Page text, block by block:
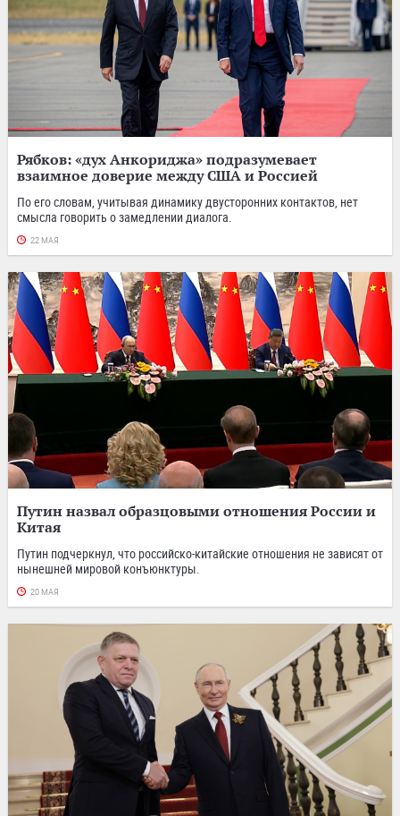
Рябков: «дух Анкориджа» подразумевает
взаимное доверие между США и Россией
По его словам, учитывая динамику двусторонних контактов, нет
смысла говорить о замедлении диалога.
22 МАЯ
Путин назвал образцовыми отношения России и
Китая
Путин подчеркнул, что российско-китайские отношения не зависят от
нынешней мировой конъюнктуры.
20 МАЯ